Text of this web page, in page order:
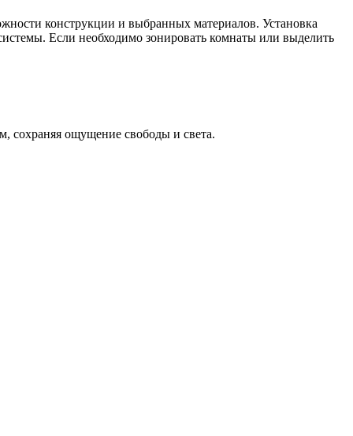
конструкции и выбранных материалов. Установка
Если необходимо зонировать комнаты или выделить
сохраняя ощущение свободы и света.